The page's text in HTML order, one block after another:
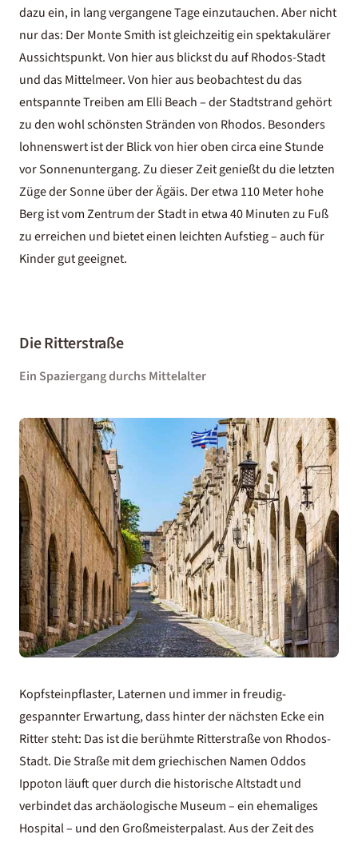
dazu ein, in lang vergangene Tage einzutauchen. Aber nicht
nur das: Der Monte Smith ist gleichzeitig ein spektakulärer
Aussichtspunkt. Von hier aus blickst du auf Rhodos-Stadt
und das Mittelmeer. Von hier aus beobachtest du das
entspannte Treiben am Elli Beach – der Stadtstrand gehört
zu den wohlschönsten Stränden von Rhodos. Besonders
lohnenswert ist der Blick von hier oben circa eine Stunde
vor Sonnenuntergang. Zu dieser Zeit genießt du die letzten
Züge der Sonne über der Ägäis. Der etwa 110 Meter hohe
Berg ist vom Zentrum der Stadt in etwa 40 Minuten zu Fuß
zu erreichen und bietet einen leichten Aufstieg – auch für
Kinder gut geeignet.
Die Ritterstraße
Ein Spaziergang durchs Mittelalter
Kopfsteinpflaster, Laternen und immer in freudig-
gespannter Erwartung, dass hinter der nächsten Ecke ein
Ritter steht: Das ist die berühmte Ritterstraße von Rhodos-
Stadt. Die Straße mit dem griechischen Namen Oddos
Ippoton läuft quer durch die historische Altstadt und
verbindet das archäologische Museum – ein ehemaliges
Hospital – und den Großmeisterpalast. Aus der Zeit des